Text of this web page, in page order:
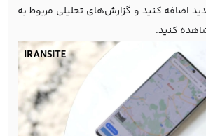
اضافه کنید و گزارش‌های تحلیلی مربوط به
کنید.